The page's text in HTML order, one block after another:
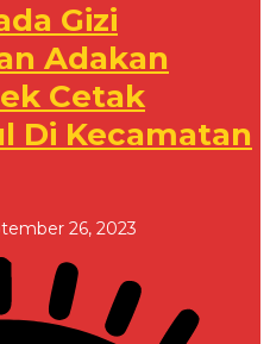
Gizi
Adakan
Cetak
Di Kecamatan
26, 2023